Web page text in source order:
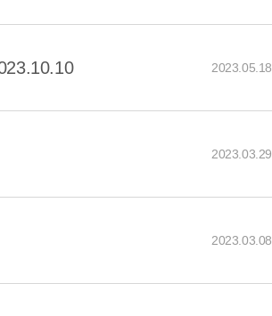
2023.05.18
2023.03.29
2023.03.08